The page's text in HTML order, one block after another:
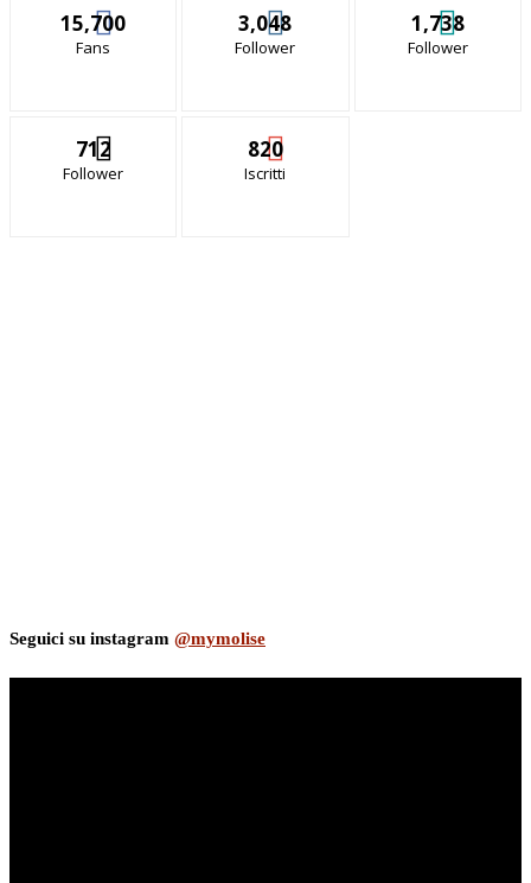
15,700
Fans
3,048
Follower
1,738
Follower
712
Follower
820
Iscritti
Seguici su instagram @mymolise